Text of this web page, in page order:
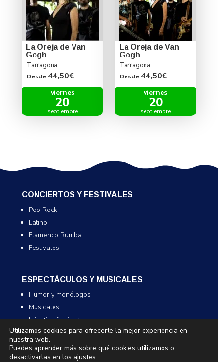
La Oreja de Van
Gogh
Tarragona
Desde 44,50€
viernes
20
septiembre
La Oreja de Van
Gogh
Tarragona
Desde 44,50€
viernes
20
septiembre
CONCIERTOS Y FESTIVALES
Pop Rock
Latino
Flamenco Rumba
Festivales
ESPECTÁCULOS Y MUSICALES
Humor y monólogos
Musicales
Infantil y familiar
Magia
Utilizamos cookies para ofrecerte la mejor experiencia en
nuestra web.
Puedes aprender más sobre qué cookies utilizamos o
desactivarlas en los ajustes.